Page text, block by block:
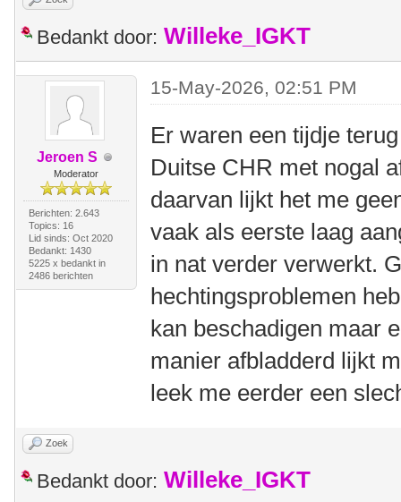
Bedankt door: Willeke_IGKT
Jeroen S
Moderator
Berichten: 2.643
Topics: 16
Lid sinds: Oct 2020
Bedankt: 1430
5225 x bedankt in
2486 berichten
15-May-2026, 02:51 PM
Er waren een tijdje
Duitse CHR met nogal
daarvan lijkt het me
vaak als eerste laag
in nat verder verwerkt.
hechtingsproblemen
kan beschadigen maar
manier afbladderd lijkt
leek me eerder een
Zoek
Bedankt door: Willeke_IGKT